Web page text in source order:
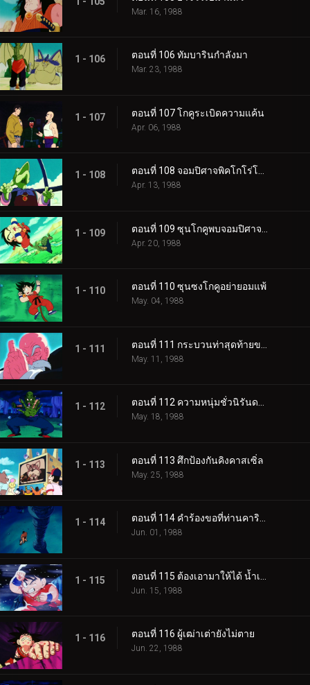
Mar. 16, 1988
1 - 106 ตอนที่ 106 ทัมบารินกำลังมา
Mar. 23, 1988
1 - 107 ตอนที่ 107 โกคูระเบิดความแค้น
Apr. 06, 1988
1 - 108 ตอนที่ 108 จอมปิศาจพิคโกโร่โกรธแล้ว
Apr. 13, 1988
1 - 109
Apr. 20, 1988
1 - 110 ตอนที่ 110 ซุนซงโกคูอย่ายอมแพ้
May. 04, 1988
1 - 111
May. 11, 1988
1 - 112 ตอนที่ 112 ความหนุ่มชั่วนิรันดร์ของพิคโกโร่
May. 18, 1988
1 - 113 ตอนที่ 113 ศึกป้องกันคิงคาสเซิ่ล
May. 25, 1988
1 - 114 ตอนที่ 114 คำร้องขอที่ท่านคารินลำบากใจ
Jun. 01, 1988
1 - 115
Jun. 15, 1988
1 - 116 ตอนที่ 116 ผู้เฒ่าเต่ายังไม่ตาย
Jun. 22, 1988